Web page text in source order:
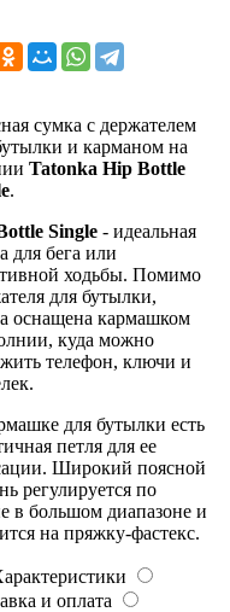
сумка с держателем
и карманом на
Tatonka Hip Bottle
.
Single - идеальная
для бега или
ходьбы. Помимо
для бутылки,
оснащена кармашком
куда можно
телефон, ключи и
для бутылки есть
петля для ее
Широкий поясной
регулируется по
в большом диапазоне и
на пряжку-фастекс.
и оплата